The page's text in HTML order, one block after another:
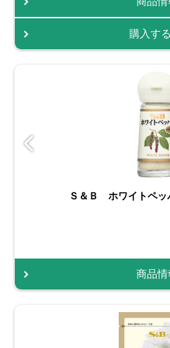
購入する
Ｓ＆Ｂ ホワイトペッ
商品情